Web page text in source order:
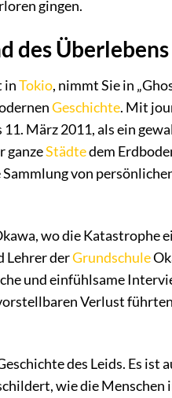
gingen.
des Überlebens
inTokio, nimmt Sie in
Geschichte. Mit
März 2011, als ein
ganzeStädtedem
von
wo die Katastrophe
Lehrer derGrundschule
und einfühlsame
Verlust
des Leids. Es ist
wie die